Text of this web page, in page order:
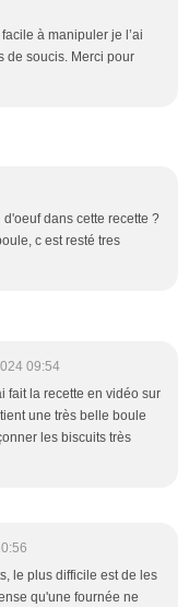
à manipuler je l’ai
de soucis. Merci pour
dans cette recette ?
c est resté tres
09:54
fait la recette en vidéo sur
une très belle boule
les biscuits très
le plus difficile est de les
qu'une fournée ne